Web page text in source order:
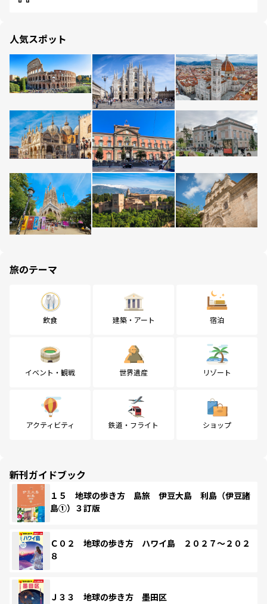
人気スポット
旅のテーマ
飲食 建築・アート 宿泊
イベント・観戦 世界遺産 リゾート
アクティビティ 鉄道・フライト ショップ
新刊ガイドブック
１５ 地球の歩き方 島旅 伊豆大島 利島（伊豆諸
島①）３訂版
Ｃ０２ 地球の歩き方 ハワイ島 ２０２７～２０２
８
Ｊ３３ 地球の歩き方 墨田区